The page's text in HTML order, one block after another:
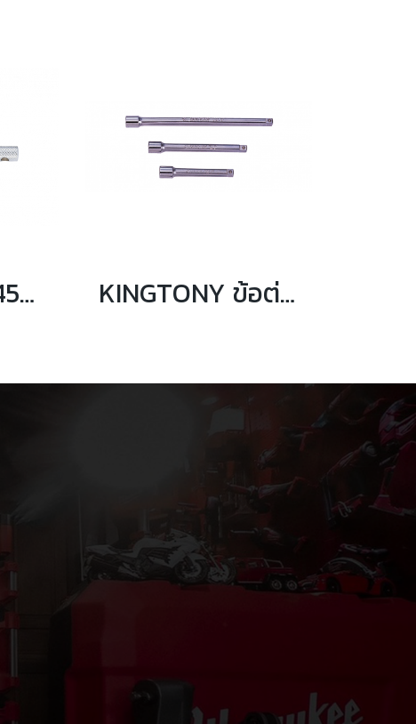
KINGTONY 2452-05F ด้ามบล็อก 1/4" ยาว 5นิ้ว KINGTONY ข้อต่อบล็อกขาว 1/4" ความยาว 2 ถึง 12นิ้ว